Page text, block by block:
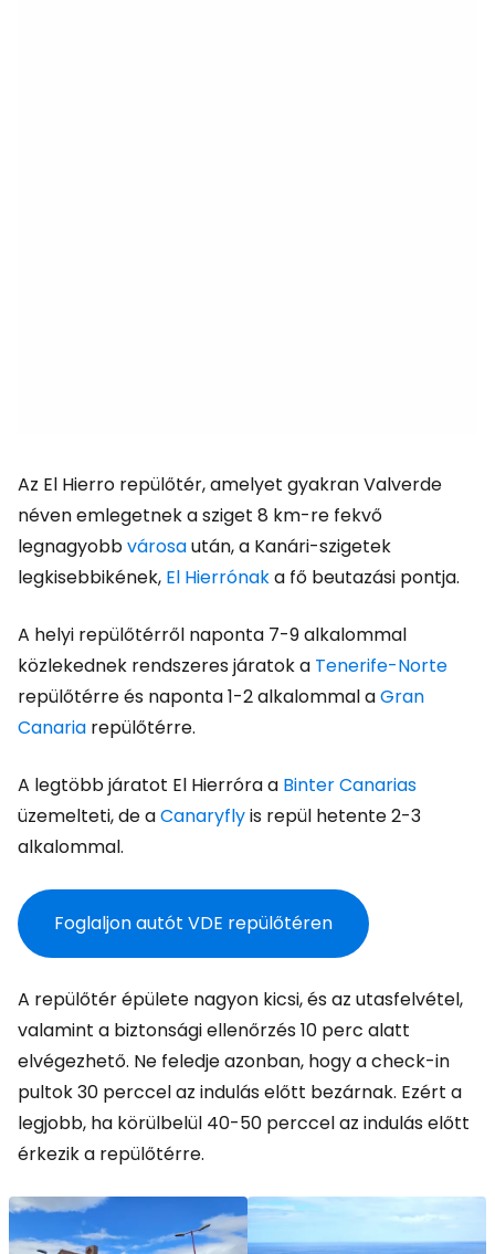
Az El Hierro repülőtér, amelyet gyakran Valverde
néven emlegetnek a sziget 8 km-re fekvő
legnagyobbvárosaután, a Kanári-szigetek
legkisebbikének, El Hierrónaka fő beutazási pontja.
A helyi repülőtérről naponta 7-9 alkalommal
közlekednek rendszeres járatok a Tenerife-Norte
repülőtérre és naponta 1-2 alkalommal aGran
Canaria repülőtérre.
A legtöbb járatot El Hierróra a Binter Canarias
üzemelteti, de aCanaryflyis repül hetente 2-3
alkalommal.
Foglaljon autót VDE repülőtéren
A repülőtér épülete nagyon kicsi, és az utasfelvétel,
valamint a biztonsági ellenőrzés 10 perc alatt
elvégezhető. Ne feledje azonban, hogy a check-in
pultok 30 perccel az indulás előtt bezárnak. Ezért a
legjobb, ha körülbelül 40-50 perccel az indulás előtt
érkezik a repülőtérre.